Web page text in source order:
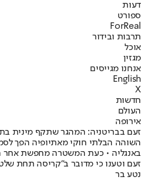
דעות
ספורט
ForReal
תרבות ובידור
אוכל
מגזין
אנחנו מגייסים
English
X
חדשות
העולם
אירופה
זעם בבריטניה: המהגר שתקף מינית בת 14 שוחרר בטעות
השוהה הבלתי חוקי מאתיופיה הפך
באנגליה • כעת המשטרה מחפשת אחר
זעם וטענו כי מדובר ב"קריסה תחת
נטע בר